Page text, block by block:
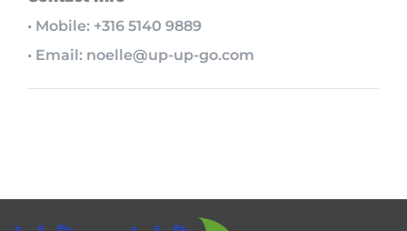
• Mobile: +316 5140 9889
• Email: noelle@up-up-go.com